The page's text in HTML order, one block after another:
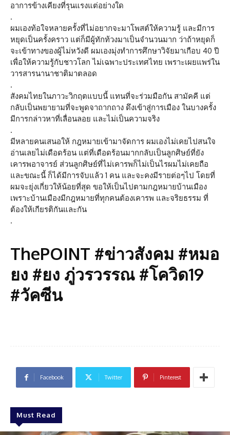
อาการข้างเคียงที่รุนแรงแต่อย่างใด
.
ผมเองท้อใจหลายครั้งที่ไม่อยากจะมาโพสต์ให้ความรู้ และมีการ
หยุดเป็นครั้งคราว แต่ก็มีผู้ทักท้วงมาเป็นจำนวนมาก ว่าถ้าหยุดก็
จะเข้าทางของผู้ไม่หวังดี ผมเองมุ่งทำการศึกษาวิจัยมาเกือบ 40 ปี
เพื่อให้ความรู้กับชาวโลก ไม่เฉพาะประเทศไทย เพราะเผยแพร่ใน
วารสารนานาชาติมาตลอด
.
สังคมไทยในภาวะวิกฤตแบบนี้ แทนที่จะร่วมมือกัน สามัคคี แต่
กลับเป็นพยายามที่จะพูดจาถากถาง ดึงเข้าสู่การเมือง ในบางครั้ง
มีการกล่าวหาที่เลื่อนลอย และไม่เป็นความจริง
.
มีหลายคนเสนอให้ กฎหมายเข้ามาจัดการ ผมเองไม่เคยไปสนใจ
อ่านเลยไม่เดือดร้อน แต่ที่เดือดร้อนมากกลับเป็นลูกศิษย์ที่ยัง
เคารพอาจารย์ ส่วนลูกศิษย์ที่ไม่เคารพก็ไม่เป็นไรผมไม่เคยถือ
และขณะนี้ ก็ได้มีการจับแล้ว 1 คน และจะคงมีรายต่อๆไป โดยที่
ผมจะยุ่งเกี่ยวให้น้อยที่สุด ขอให้เป็นไปตามกฎหมายบ้านเมือง
เพราะบ้านเมืองมีกฎหมายที่ทุกคนต้องเคารพ และจริยธรรม ที่
ต้องให้เกียรติกันและกัน
.
ThePOINT #ข่าวสังคม #หมอ
ยง #ยง ภู่วรวรรณ #โควิด19
#วัคซีน
Facebook Twitter Pinterest
Must Read